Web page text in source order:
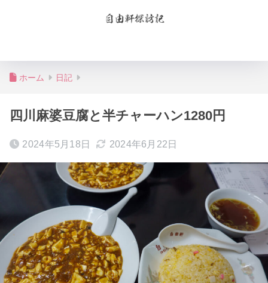
ホーム 日記
四川麻婆豆腐と半チャーハン1280円
2024年5月18日 2024年6月22日